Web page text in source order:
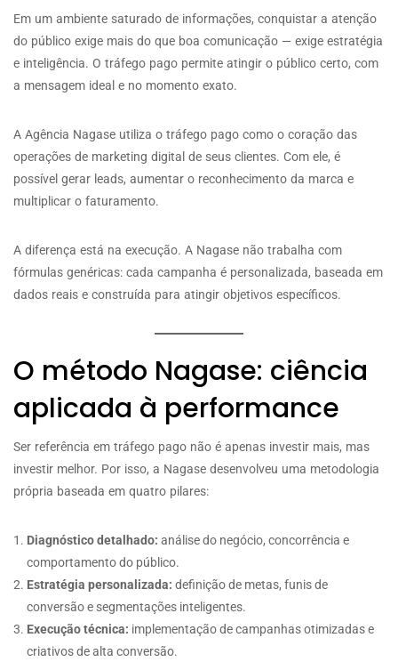
Em um ambiente saturado de informações, conquistar a atenção
do público exige mais do que boa comunicação — exige estratégia
e inteligência. O tráfego pago permite atingir o público certo, com
a mensagem ideal e no momento exato.
A Agência Nagase utiliza o tráfego pago como o coração das
operações de marketing digital de seus clientes. Com ele, é
possível gerar leads, aumentar o reconhecimento da marca e
multiplicar o faturamento.
A diferença está na execução. A Nagase não trabalha com
fórmulas genéricas: cada campanha é personalizada, baseada em
dados reais e construída para atingir objetivos específicos.
O método Nagase: ciência
aplicada à performance
Ser referência em tráfego pago não é apenas investir mais, mas
investir melhor. Por isso, a Nagase desenvolveu uma metodologia
própria baseada em quatro pilares:
Diagnóstico detalhado: análise do negócio, concorrência e
comportamento do público.
Estratégia personalizada: definição de metas, funis de
conversão e segmentações inteligentes.
Execução técnica: implementação de campanhas otimizadas e
criativos de alta conversão.